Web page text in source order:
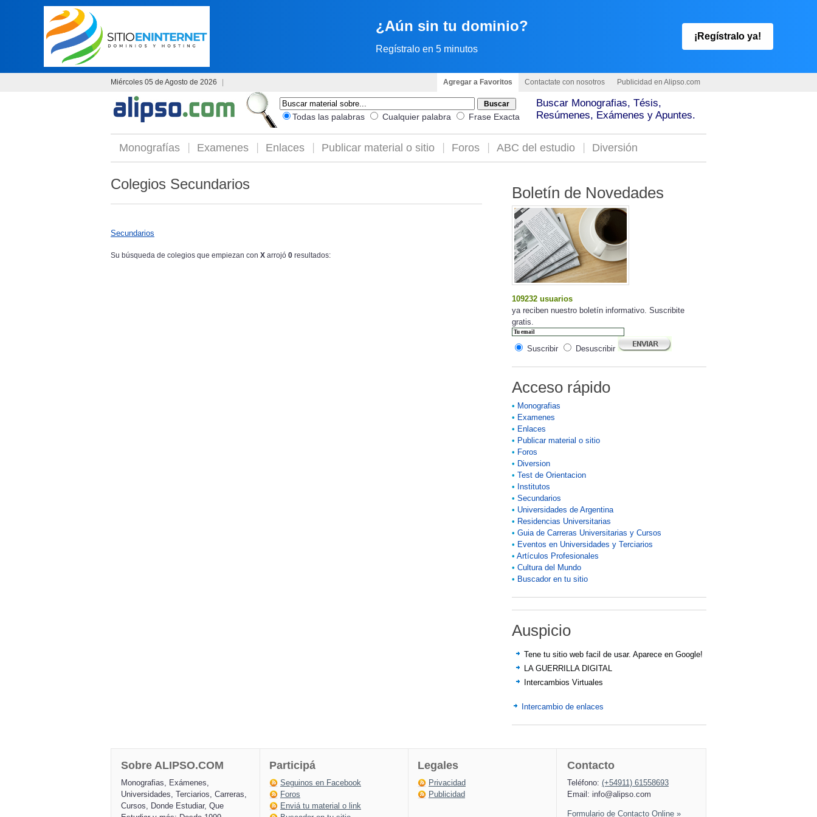
¿Aún sin tu dominio?
Regístralo en 5 minutos
¡Regístralo ya!
Miércoles 05 de Agosto de 2026 Agregar a Favoritos Contactate con nosotros Publicidad en Alipso.com
Todas las palabras Cualquier palabra Frase Exacta
Buscar Monografias, Tésis,
Resúmenes, Exámenes y Apuntes.
Monografías Examenes Enlaces Publicar material o sitio Foros ABC del estudio Diversión
Colegios Secundarios
Secundarios
Su búsqueda de colegios que empiezan con X arrojó 0 resultados:
Boletín de Novedades
109232 usuarios
ya reciben nuestro boletín informativo. Suscribite
gratis.
Suscribir Desuscribir
Acceso rápido
• Monografias
• Examenes
• Enlaces
• Publicar material o sitio
• Foros
• Diversion
• Test de Orientacion
• Institutos
• Secundarios
• Universidades de Argentina
• Residencias Universitarias
• Guia de Carreras Universitarias y Cursos
• Eventos en Universidades y Terciarios
• Artículos Profesionales
• Cultura del Mundo
• Buscador en tu sitio
Auspicio
Tene tu sitio web facil de usar. Aparece en Google!
LA GUERRILLA DIGITAL
Intercambios Virtuales
Intercambio de enlaces
Sobre ALIPSO.COM
Monografias, Exámenes,
Universidades, Terciarios, Carreras,
Cursos, Donde Estudiar, Que
Participá
Seguinos en Facebook
Foros
Enviá tu material o link
Legales
Privacidad
Publicidad
Contacto
Teléfono: (+54911) 61558693
Email: info@alipso.com
Formulario de Contacto Online »